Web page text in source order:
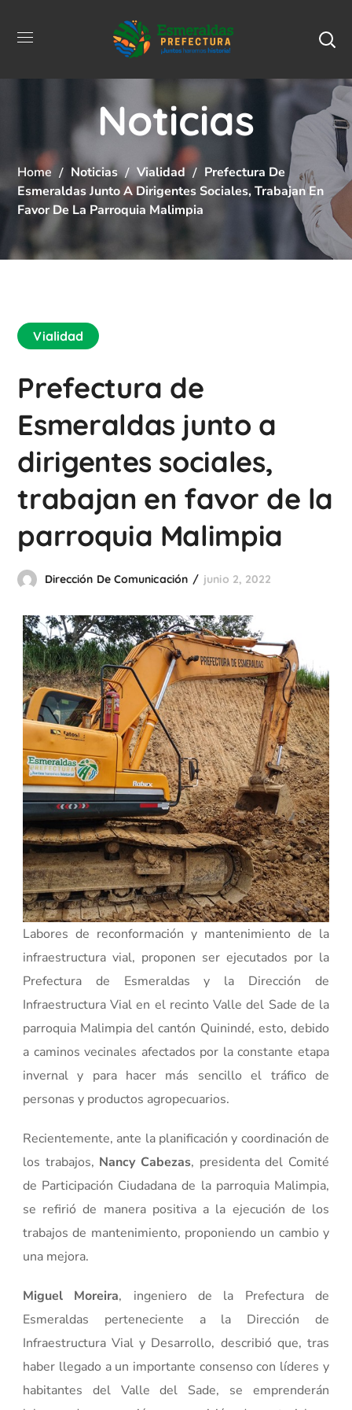
Noticias
Home Noticias Vialidad
Prefectura De
Esmeraldas Junto A Dirigentes Sociales, Trabajan En
Favor De La Parroquia Malimpia
Vialidad
Prefectura de
Esmeraldas junto a
dirigentes sociales,
trabajan en favor de la
parroquia Malimpia
Dirección De Comunicación junio 2, 2022
Labores de reconformación y mantenimiento de la
infraestructura vial, proponen ser ejecutados por la
Prefectura de Esmeraldas y la Dirección de
Infraestructura Vial en el recinto Valle del Sade de la
parroquia Malimpia del cantón Quinindé, esto, debido
a caminos vecinales afectados por la constante etapa
invernal y para hacer más sencillo el tráfico de
personas y productos agropecuarios.
Recientemente, ante la planificación y coordinación de
los trabajos, Nancy Cabezas, presidenta del Comité
de Participación Ciudadana de la parroquia Malimpia,
se refirió de manera positiva a la ejecución de los
trabajos de mantenimiento, proponiendo un cambio y
una mejora.
Miguel Moreira, ingeniero de la Prefectura de
Esmeraldas perteneciente a la Dirección de
Infraestructura Vial y Desarrollo, describió que, tras
haber llegado a un importante consenso con líderes y
habitantes del Valle del Sade, se emprenderán